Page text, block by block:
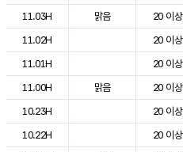
11.03H
맑음 20 이상
11.02H
20 이상
11.01H
20 이상
11.00H
맑음 20 이상
10.23H
20 이상
10.22H
20 이상